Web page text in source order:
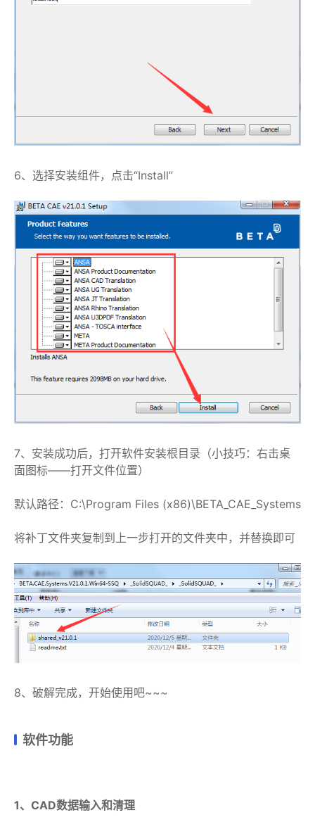
6、选择安装组件，点击“Install”
7、安装成功后，打开软件安装根目录（小技巧：右击桌
面图标——打开文件位置）
默认路径：C:\Program Files (x86)\BETA_CAE_Systems
将补丁文件夹复制到上一步打开的文件夹中，并替换即可
8、破解完成，开始使用吧~~~
软件功能
1、CAD数据输入和清理